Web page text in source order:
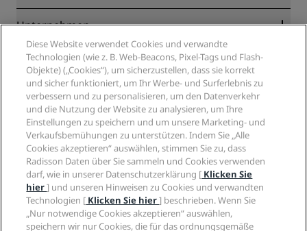
Blog
Neue und aufstrebende Hotels
Radisson Hotels APP
„Sports Approved“-Hotels
Familienfreundliche Hotels
Gesundheit & Sicherheit
Partner
Reisebüros
Unternehmen
Radisson Hotel Group
Medien
Karriere RHG
Karriere PPHE
Karrieren EHL
The Club by RHG
Entwicklungsmöglichkeiten
Responsible Business – Unser Engagement
Einkauf
Rechtliches
Privacy Centre
Rechtliche Hinweise
Radisson Rewards Geschäftsbedingungen
Website-Nutzungsvereinbarung
Digitale Barrierefreiheit
Moderne Sklaverei – Erklärung
Hilfe
Verbrauchermeldungen
Kontakt
FAQ
Inhaltsübersicht
Soziale Medien
Marken von Radisson Hotels
Diese Website verwendet Cookies und verwandte
Technologien (wie z. B. Web-Beacons, Pixel-Tags und Flash-
Objekte) („Cookies“), um sicherzustellen, dass sie korrekt
und sicher funktioniert, um Ihr Werbe- und Surferlebnis zu
verbessern und zu personalisieren, um den Datenverkehr
und die Nutzung der Website zu analysieren, um Ihre
Einstellungen zu speichern und um unsere Marketing- und
Verkaufsbemühungen zu unterstützen. Indem Sie „Alle
Cookies akzeptieren“ auswählen, stimmen Sie zu, dass
Radisson Daten über Sie sammeln und Cookies verwenden
darf, wie in unserer Datenschutzerklärung [ Klicken Sie
hier] und unseren Hinweisen zu Cookies und verwandten
Technologien [ Klicken Sie hier] beschrieben. Wenn Sie
„Nur notwendige Cookies akzeptieren“ auswählen,
speichern wir nur Cookies, die für das ordnungsgemäße